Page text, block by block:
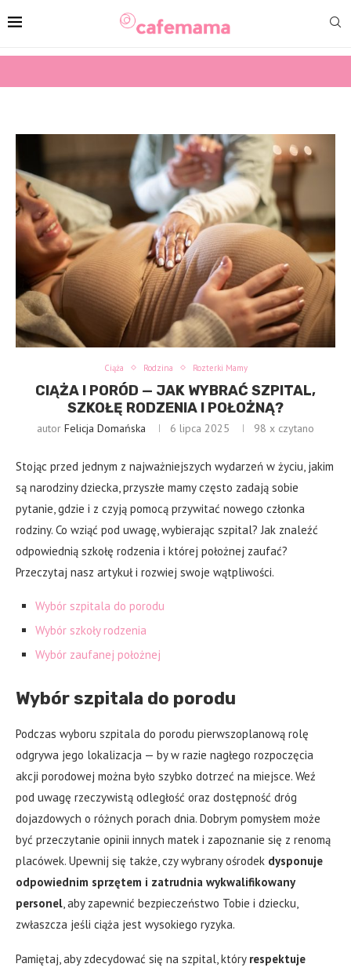
Ciąża Rodzina Rozterki Mamy
CIĄŻA I PORÓD — JAK WYBRAĆ SZPITAL,
SZKOŁĘ RODZENIA I POŁOŻNĄ?
autor Felicja Domańska 6 lipca 2025 98 x czytano
Stojąc przed jednym z najważniejszych wydarzeń w życiu, jakim
są narodziny dziecka, przyszłe mamy często zadają sobie
pytanie, gdzie i z czyją pomocą przywitać nowego członka
rodziny. Co wziąć pod uwagę, wybierając szpital? Jak znaleźć
odpowiednią szkołę rodzenia i której położnej zaufać?
Przeczytaj nasz artykuł i rozwiej swoje wątpliwości.
Wybór szpitala do porodu
Wybór szkoły rodzenia
Wybór zaufanej położnej
Wybór szpitala do porodu
Podczas wyboru szpitala do porodu pierwszoplanową rolę
odgrywa jego lokalizacja — by w razie nagłego rozpoczęcia
akcji porodowej można było szybko dotrzeć na miejsce. Weź
pod uwagę rzeczywistą odległość oraz dostępność dróg
dojazdowych o różnych porach dnia. Dobrym pomysłem może
być przeczytanie opinii innych matek i zapoznanie się z renomą
placówek. Upewnij się także, czy wybrany ośrodek dysponuje
odpowiednim sprzętem i zatrudnia wykwalifikowany
personel, aby zapewnić bezpieczeństwo Tobie i dziecku,
zwłaszcza jeśli ciąża jest wysokiego ryzyka.
Pamiętaj, aby zdecydować się na szpital, który respektuje